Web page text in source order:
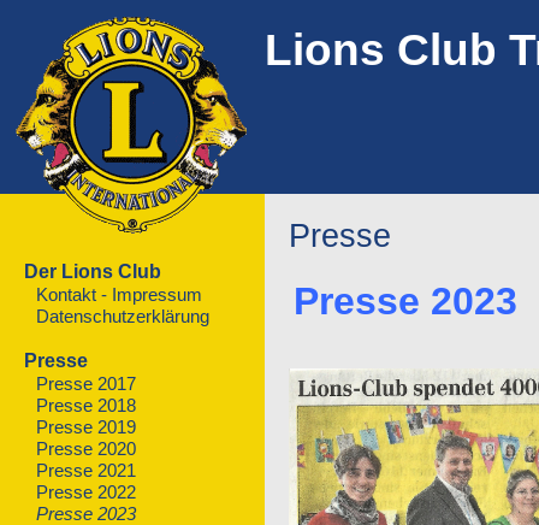
Lions Club
Der Lions Club
Kontakt - Impressum
Datenschutzerklärung
Presse
Presse 2017
Presse 2018
Presse 2019
Presse 2020
Presse 2021
Presse 2022
Presse 2023
Presse
Presse 2023